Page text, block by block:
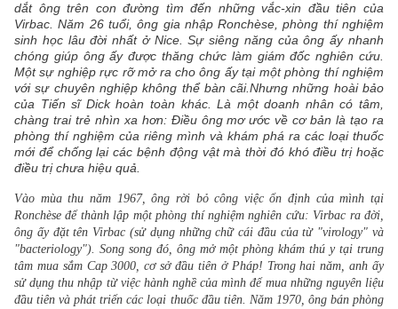
dắt ông trên con đường tìm đến những vắc-xin đầu tiên của
Virbac. Năm 26 tuổi, ông gia nhập Ronchèse, phòng thí nghiệm
sinh học lâu đời nhất ở Nice. Sự siêng năng của ông ấy nhanh
chóng giúp ông ấy được thăng chức làm giám đốc nghiên cứu.
Một sự nghiệp rực rỡ mở ra cho ông ấy tại một phòng thí nghiệm
với sự chuyên nghiệp không thể bàn cãi.Nhưng những hoài bảo
của Tiến sĩ Dick hoàn toàn khác. Là một doanh nhân có tâm,
chàng trai trẻ nhìn xa hơn: Điều ông mơ ước về cơ bản là tạo ra
phòng thí nghiệm của riêng mình và khám phá ra các loại thuốc
mới để chống lại các bệnh động vật mà thời đó khó điều trị hoặc
điều trị chưa hiệu quả.
Vào mùa thu năm 1967, ông rời bỏ công việc ổn định của mình tại
Ronchèse để thành lập một phòng thí nghiệm nghiên cứu: Virbac ra đời,
ông ấy đặt tên Virbac (sử dụng những chữ cái đầu của từ "virology" và
"bacteriology"). Song song đó, ông mở một phòng khám thú y tại trung
tâm mua sắm Cap 3000, cơ sở đầu tiên ở Pháp! Trong hai năm, anh ấy
sử dụng thu nhập từ việc hành nghề của mình để mua những nguyên liệu
đầu tiên và phát triển các loại thuốc đầu tiên. Năm 1970, ông bán phòng